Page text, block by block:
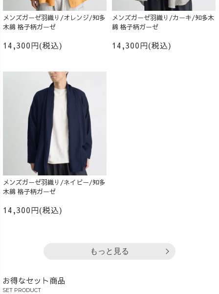
メンズガーゼ羽織り/オレンジ/知多
木綿 格子柄ガーゼ
14,300円(税込)
メンズガーゼ羽織り/カーキ/知多木
綿 格子柄ガーゼ
14,300円(税込)
メンズガーゼ羽織り/ネイビー/知多
木綿 格子柄ガーゼ
14,300円(税込)
もっと見る
お得なセット商品
SET PRODUCT